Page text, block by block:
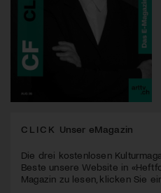
CLICK Unser eMagazin
Die drei kostenlosen
Beste unsere Website in
Magazin zu lesen, klicken Sie